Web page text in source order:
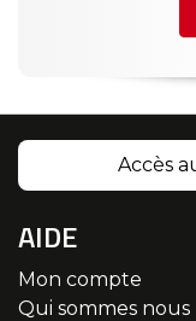
Accès
AIDE
Mon compte
Qui sommes nous